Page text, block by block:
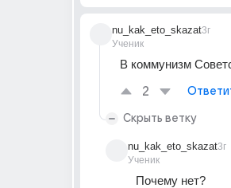
nu_kak_eto_skazat
Ученик
3г
В коммунизм
2
Скрыть ветку
nu_kak_eto_skazat
Ученик
3г
Почему нет?